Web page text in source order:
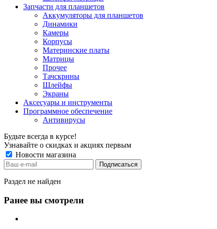
Запчасти для планшетов
Аккумуляторы для планшетов
Динамики
Камеры
Корпусы
Материнские платы
Матрицы
Прочее
Тачскрины
Шлейфы
Экраны
Аксесуары и инструменты
Программное обеспечение
Антивирусы
Будьте всегда в курсе!
Узнавайте о скидках и акциях первым
Новости магазина
Раздел не найден
Ранее вы смотрели